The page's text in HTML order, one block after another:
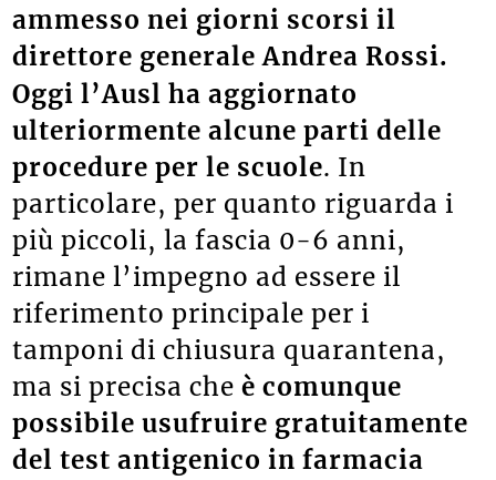
ammesso nei giorni scorsi il
direttore generale Andrea Rossi.
Oggi l’Ausl ha aggiornato
ulteriormente alcune parti delle
procedure per le scuole. In
particolare, per quanto riguarda i
più piccoli, la fascia 0-6 anni,
rimane l’impegno ad essere il
riferimento principale per i
tamponi di chiusura quarantena,
ma si precisa che è comunque
possibile usufruire gratuitamente
del test antigenico in farmacia